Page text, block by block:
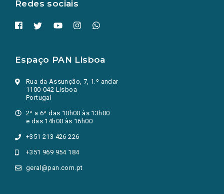
Redes sociais
Espaço PAN Lisboa
Rua da Assunção, 7, 1.º andar
1100-042 Lisboa
Portugal
2ª a 6ª das 10h00 às 13h00
e das 14h00 às 16h00
+351 213 426 226
+351 969 954 184
geral@pan.com.pt